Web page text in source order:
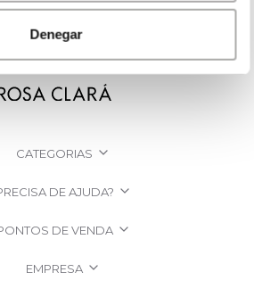
Denegar
CATEGORIAS
DE AJUDA?
DE VENDA
EMPRESA